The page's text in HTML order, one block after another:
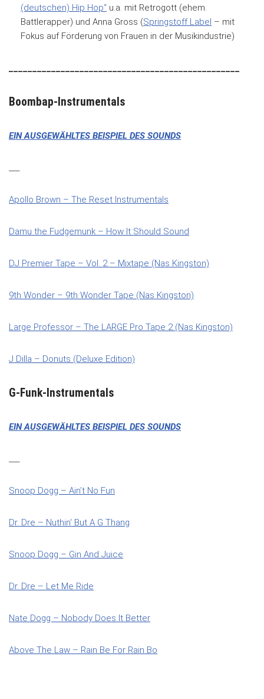
(deutschen) Hip Hop“ u.a. mit Retrogott (ehem.
Battlerapper) und Anna Gross (Springstoff Label – mit
Fokus auf Förderung von Frauen in der Musikindustrie)
Boombap-Instrumentals
EIN AUSGEWÄHLTES BEISPIEL DES SOUNDS
Apollo Brown – The Reset Instrumentals
Damu the Fudgemunk – How It Should Sound
DJ Premier Tape – Vol. 2 – Mixtape (Nas Kingston)
9th Wonder – 9th Wonder Tape (Nas Kingston)
Large Professor – The LARGE Pro Tape 2 (Nas Kingston)
J Dilla – Donuts (Deluxe Edition)
G-Funk-Instrumentals
EIN AUSGEWÄHLTES BEISPIEL DES SOUNDS
Snoop Dogg – Ain’t No Fun
Dr. Dre – Nuthin‘ But A G Thang
Snoop Dogg – Gin And Juice
Dr. Dre – Let Me Ride
Nate Dogg – Nobody Does It Better
Above The Law – Rain Be For Rain Bo